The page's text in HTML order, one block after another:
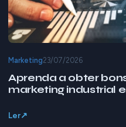
Marketing23/07/2026
Aprenda a obter
marketing industrial
Ler